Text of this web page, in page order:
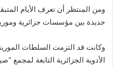
ومن المنتظر أن تعرف الأيام
جديدة بين مؤسسات جزائرية
وكانت قد التزمت السلطات
الأدوية الجزائرية التابعة لمجمع